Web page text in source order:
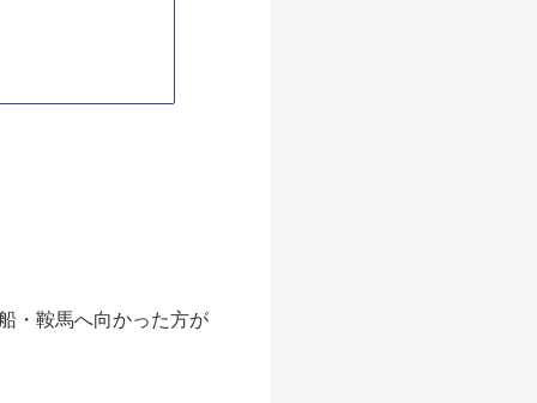
・鞍馬へ向かった方が